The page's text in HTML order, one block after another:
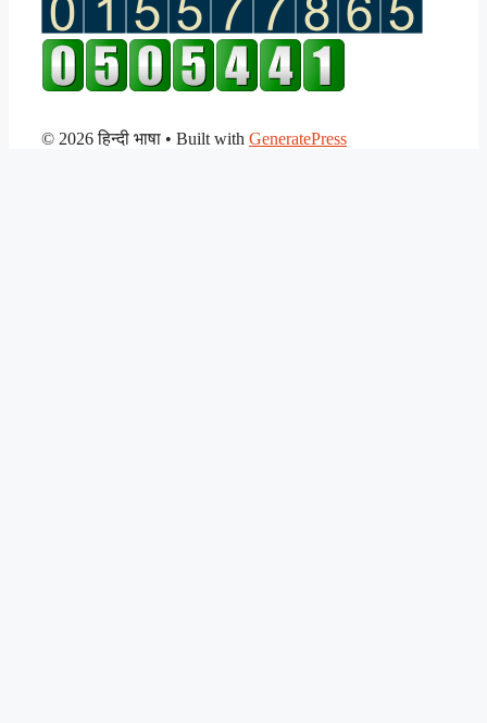
© 2026 हिन्दी भाषा • Built with GeneratePress